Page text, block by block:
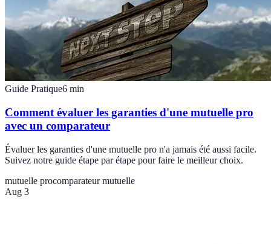
Guide Pratique6 min
Comment évaluer les garanties d'une mutuelle pro
avec un comparateur
Évaluer les garanties d'une mutuelle pro n'a jamais été aussi facile.
Suivez notre guide étape par étape pour faire le meilleur choix.
mutuelle procomparateur mutuelle
Aug 3